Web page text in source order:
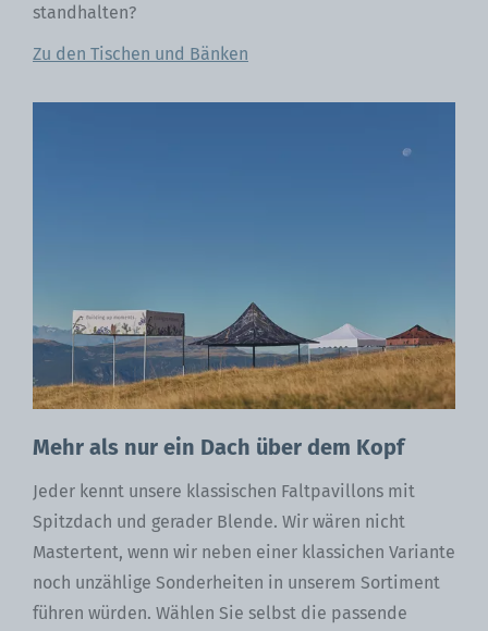
standhalten?
Zu den Tischen und Bänken
Mehr als nur ein Dach über dem Kopf
Jeder kennt unsere klassischen Faltpavillons mit
Spitzdach und gerader Blende. Wir wären nicht
Mastertent, wenn wir neben einer klassichen Variante
noch unzählige Sonderheiten in unserem Sortiment
führen würden. Wählen Sie selbst die passende